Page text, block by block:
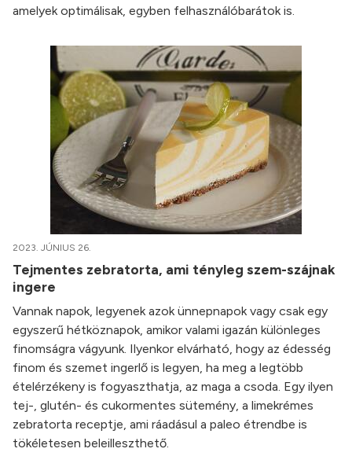
amelyek optimálisak, egyben felhasználóbarátok is.
2023. JÚNIUS 26.
Tejmentes zebratorta, ami tényleg szem-szájnak
ingere
Vannak napok, legyenek azok ünnepnapok vagy csak egy
egyszerű hétköznapok, amikor valami igazán különleges
finomságra vágyunk. Ilyenkor elvárható, hogy az édesség
finom és szemet ingerlő is legyen, ha meg a legtöbb
ételérzékeny is fogyaszthatja, az maga a csoda. Egy ilyen
tej-, glutén- és cukormentes sütemény, a limekrémes
zebratorta receptje, ami ráadásul a paleo étrendbe is
tökéletesen beleilleszthető.